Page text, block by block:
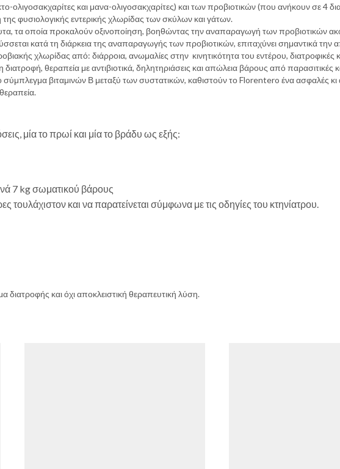
και μανα-ολιγοσακχαρίτες) και των προβιοτικών (που ανήκουν σε 4
φυσιολογικής εντερικής χλωρίδας των σκύλων και γάτων.
τα οποία προκαλούν οξινοποίηση, βοηθώντας την αναπαραγωγή των προβιοτικών
κατά τη διάρκεια της αναπαραγωγής των προβιοτικών, επιταχύνει σημαντικά την
χλωρίδας από: διάρροια, ανωμαλίες στην κινητικότητα του εντέρου,
θεραπεία με αντιβιοτικά, δηλητηριάσεις και απώλεια βάρους από
βιταμινών Β μεταξύ των συστατικών, καθιστούν το Florentero ένα ασφαλές
μία το πρωί και μία το βράδυ ως εξής:
7 kg σωματικού βάρους
τουλάχιστον και να παρατείνεται σύμφωνα με τις οδηγίες του κτηνίατρου.
και όχι αποκλειστική θεραπευτική λύση.